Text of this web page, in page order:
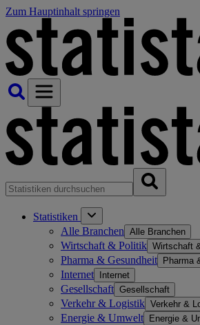
Zum Hauptinhalt springen
Statistiken
Alle Branchen Alle Branchen
Wirtschaft & Politik Wirtschaft
Pharma & Gesundheit Pharma
Internet Internet
Gesellschaft Gesellschaft
Verkehr & Logistik Verkehr &
Energie & Umwelt Energie &